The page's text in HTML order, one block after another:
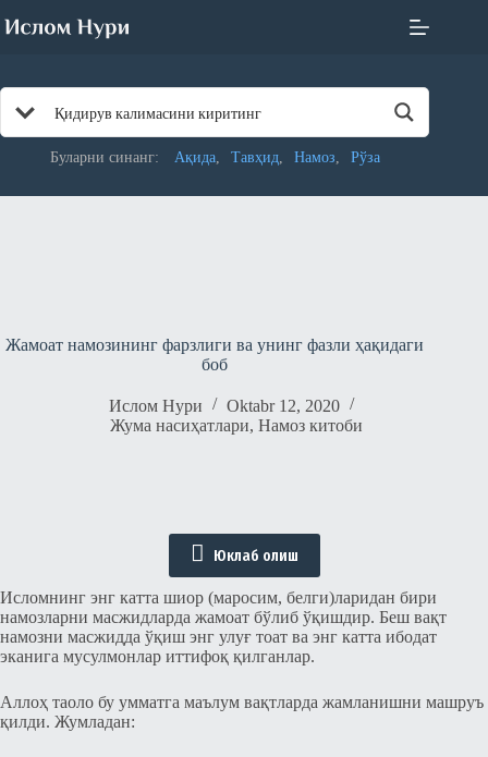
to
Буларни синанг: Ақида Тавҳид Намоз Рўза
Жамоат намозининг фарзлиги ва унинг фазли ҳақидаги
боб
Ислом Нури
Oktabr 12, 2020
Жума насиҳатлари,Намоз китоби
Юклаб олиш
Исломнинг энг катта шиор (маросим, белги)ларидан бири
намозларни масжидларда жамоат бўлиб ўқишдир. Беш вақт
намозни масжидда ўқиш энг улуғ тоат ва энг катта ибодат
эканига мусулмонлар иттифоқ қилганлар.
Аллоҳ таоло бу умматга маълум вақтларда жамланишни машруъ
қилди. Жумладан: